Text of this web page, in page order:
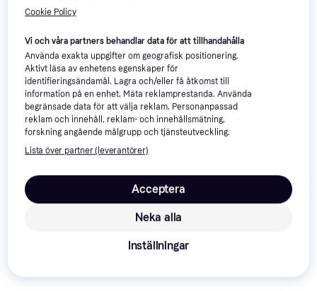
DO727BL
Soppblender, 1200 ml,
Pulsfunktion, Display, 900W
800 kr
3 butiker
Sencor SNB 430
Soppblender, 1000 ml,
Pulsfunktion, Avtagbara blad,
BPA-fritt, Diskmaskinsvänliga
delar, Display, Måttindikator på
kannan, 1000W
760 kr
2 butiker
Cookie Policy
Vi och våra partners behandlar data för att tillhandahålla
Använda exakta uppgifter om geografisk positionering.
Aktivt läsa av enhetens egenskaper för
identifieringsändamål. Lagra och/eller få åtkomst till
information på en enhet. Mäta reklamprestanda. Använda
begränsade data för att välja reklam. Personanpassad
reklam och innehåll, reklam- och innehållsmätning,
forskning angående målgrupp och tjänsteutveckling.
Lista över partner (leverantörer)
Neka alla
Acceptera
Inställningar